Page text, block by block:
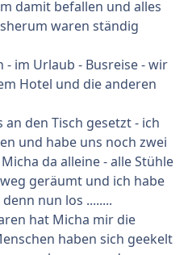
damit befallen und alles
waren ständig
- im Urlaub - Busreise - wir
Hotel und die anderen
den Tisch gesetzt - ich
und habe uns noch zwei
da alleine - alle Stühle
geräumt und ich habe
nun los ........
hat Micha mir die
haben sich geekelt